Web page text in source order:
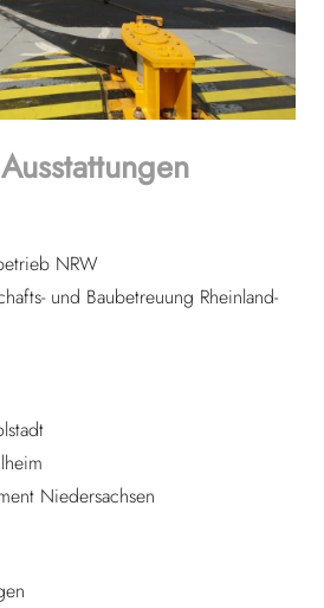
NRW
und Baubetreuung Rheinland-
Niedersachsen